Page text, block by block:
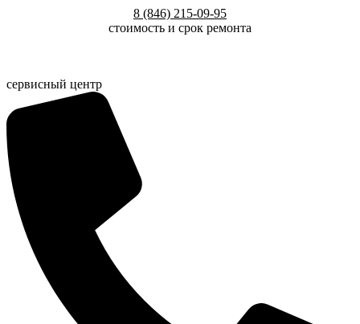
8 (846) 215-09-95
стоимость и срок ремонта
сервисный центр